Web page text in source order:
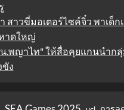
สาวขี่มอเตอร์ไซค์จิ๋ว พาเด็
าดใหญ่
น.พญาไท" ให้สื่อคุยแกนนำก
ง